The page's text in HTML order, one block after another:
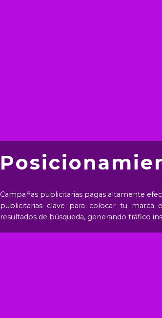
Campañas publicitarias pagas altamente
publicitarias clave para colocar tu
resultados de búsqueda, generando tráfico